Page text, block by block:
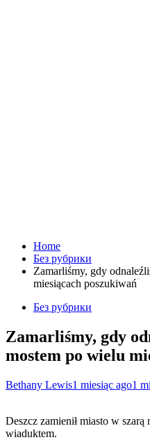
Home
Без рубрики
Zamarliśmy, gdy
miesiącach poszukiwań
Без рубрики
Zamarliśmy, gdy
mostem po wielu
Bethany Lewis1 miesiąc ago1
Deszcz zamienił miasto w
wiaduktem.